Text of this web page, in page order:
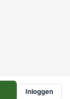
Inloggen